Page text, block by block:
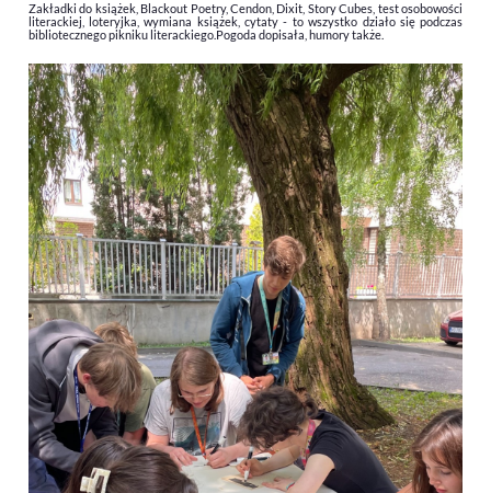
Zakładki do książek, Blackout Poetry, Cendon, Dixit, Story Cubes, test osobowości
literackiej, loteryjka, wymiana książek, cytaty - to wszystko działo się podczas
bibliotecznego pikniku literackiego. Pogoda dopisała, humory także.